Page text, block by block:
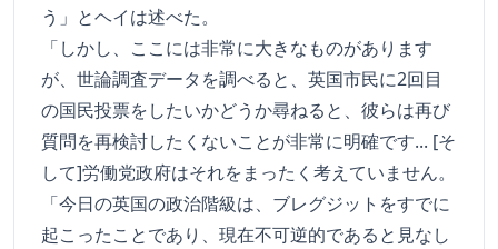
う」とヘイは述べた。
「しかし、ここには非常に大きなものがあります
が、世論調査データを調べると、英国市民に2回目
の国民投票をしたいかどうか尋ねると、彼らは再び
質問を再検討したくないことが非常に明確です... [そ
して]労働党政府はそれをまったく考えていません。
「今日の英国の政治階級は、ブレグジットをすでに
起こったことであり、現在不可逆的であると見なし